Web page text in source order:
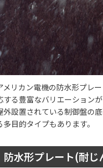
メリカン電機の防水形プレ
する豊富なバリエーション
外設置されている制御盤の
多目的タイプもあります。
防水形プレート(耐